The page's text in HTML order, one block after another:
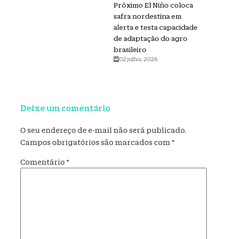
Próximo El Niño coloca
safra nordestina em
alerta e testa capacidade
de adaptação do agro
brasileiro
02 julho, 2026
Deixe um comentário
O seu endereço de e-mail não será publicado.
Campos obrigatórios são marcados com *
Comentário *